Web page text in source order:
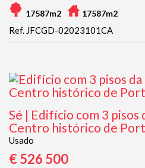
17587m2 17587m2
Ref. JFCGD-02023101CA
Sé | Edifício com 3 pisos
Centro histórico de
Usado
€ 526 500